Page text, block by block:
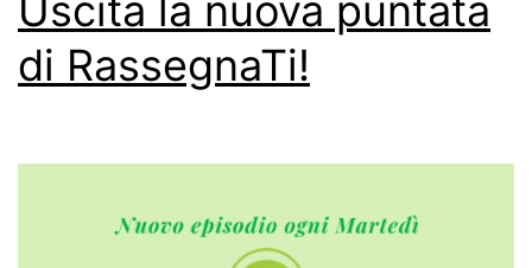
Uscita la nuova puntata
di RassegnaTi!